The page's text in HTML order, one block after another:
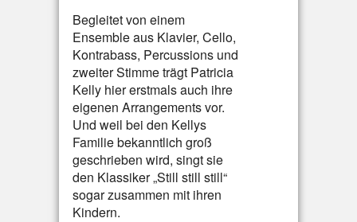
Begleitet von einem
Ensemble aus Klavier, Cello,
Kontrabass, Percussions und
zweiter Stimme trägt Patricia
Kelly hier erstmals auch ihre
eigenen Arrangements vor.
Und weil bei den Kellys
Familie bekanntlich groß
geschrieben wird, singt sie
den Klassiker „Still still still“
sogar zusammen mit ihren
Kindern.